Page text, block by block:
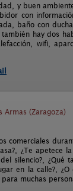
y buen
con
baño con
hay dos
wifi,
Armas (Zaragoza)
comerciales
¿Te apetece
silencio?,
en la calle?,
muchas